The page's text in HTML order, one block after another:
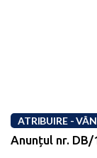
ATRIBUIRE -
Anunțul nr.